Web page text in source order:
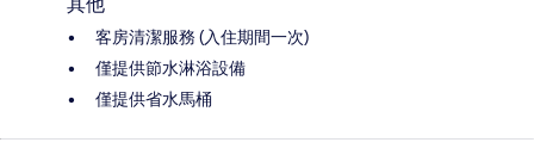
客房清潔服務 (入住期間一次)
僅提供節水淋浴設備
僅提供省水馬桶